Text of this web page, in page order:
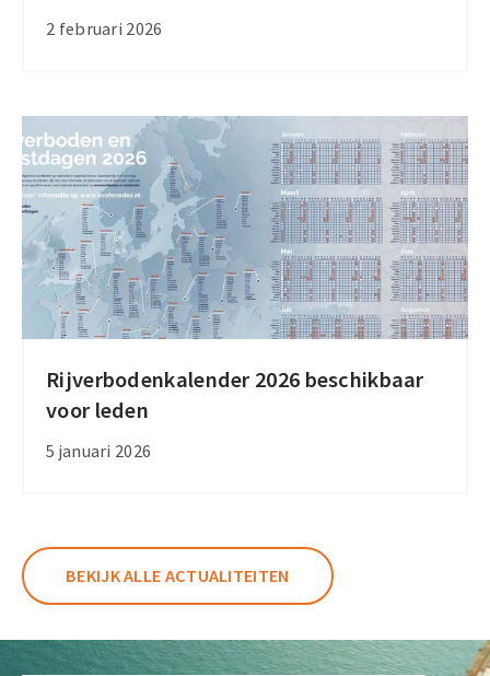
2 februari 2026
Europese
direct
in
te
grijpen
bij
grensblokkades
Balkan
Rijverbodenkalender 2026 beschikbaar
voor leden
5 januari 2026
Rijverbodenkalender
2026
beschikbaar
BEKIJK ALLE ACTUALITEITEN